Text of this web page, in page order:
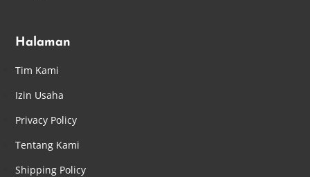
Halaman
Tim Kami
Izin Usaha
Privacy Policy
Tentang Kami
Shipping Policy